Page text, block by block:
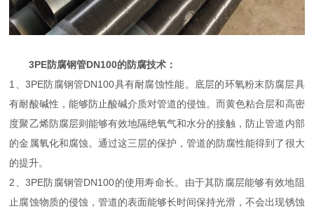
3PE防腐钢管DN100的防腐技术：
1、3PE防腐钢管DN100具有耐腐蚀性能。底层的环氧粉末防腐层具
有耐酸碱性，能够防止酸碱介质对管道的侵蚀。而黄色粘合层和高密
度聚乙烯防腐层则能够有效地隔绝氧气和水分的接触，防止管道内部
的金属氧化和腐蚀。通过这三层的保护，管道的防腐性能得到了很大
的提升。
2、3PE防腐钢管DN100的使用寿命长。由于其防腐层能够有效地阻
止腐蚀物质的侵蚀，管道的表面能够长时间保持光滑，不会出现锈蚀